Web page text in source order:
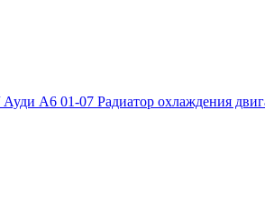
А6 01-07 Радиатор охлаждения